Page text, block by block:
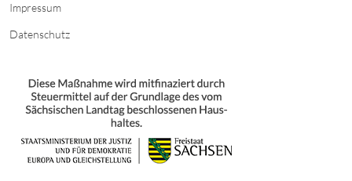
Impressum
Datenschutz